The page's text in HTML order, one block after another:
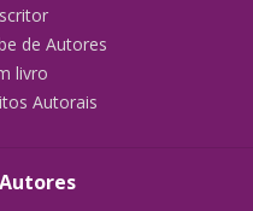
de Autores
livro
Autorais